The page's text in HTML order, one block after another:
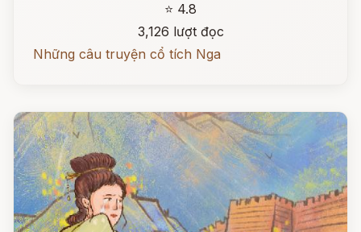
⭐ 4.8
3,126 lượt đọc
Những câu truyện cổ tích Nga